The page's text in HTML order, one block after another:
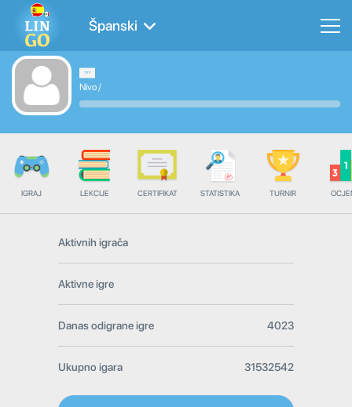
Španski
Nivo/
IGRAJ LEKCIJE CERTIFIKAT STATISTIKA TURNIR
Aktivnih igrača
Aktivne igre
Danas odigrane igre 4023
Ukupno igara 31532542